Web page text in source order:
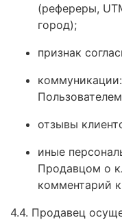
(рефереры,
город);
признак
отзывы
иные
Продавцом о
комментарий
4.4. Продавец